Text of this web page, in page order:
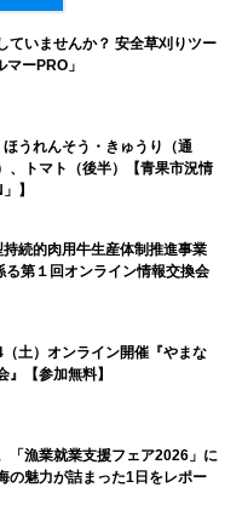
ていませんか？ 安全草刈りツー
ーPRO」
うれんそう・きゅうり（通
、トマト（後半）【青果市況情
】
続的肉用牛生産体制推進事業
第１回オンライン情報交換会
土）オンライン開催『やまな
』【参加無料】
「漁業就業支援フェア2026」に
の魅力が詰まった1日をレポー